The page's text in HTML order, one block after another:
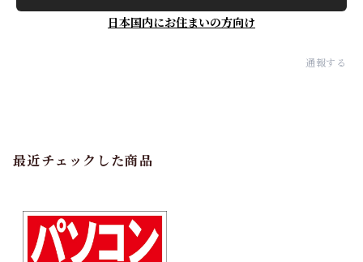
日本国内にお住まいの方向け
通報する
最近チェックした商品